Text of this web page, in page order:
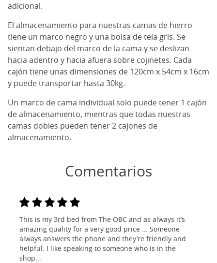
adicional.
El almacenamiento para nuestras camas de hierro
tiene un marco negro y una bolsa de tela gris. Se
sientan debajo del marco de la cama y se deslizan
hacia adentro y hacia afuera sobre cojinetes. Cada
cajón tiene unas dimensiones de 120cm x 54cm x 16cm
y puede transportar hasta 30kg.
Un marco de cama individual solo puede tener 1 cajón
de almacenamiento, mientras que todas nuestras
camas dobles pueden tener 2 cajones de
almacenamiento.
Comentarios
This is my 3rd bed from The OBC and as always it’s
amazing quality for a very good price ... Someone
always answers the phone and they’re friendly and
helpful. I like speaking to someone who is in the
shop...